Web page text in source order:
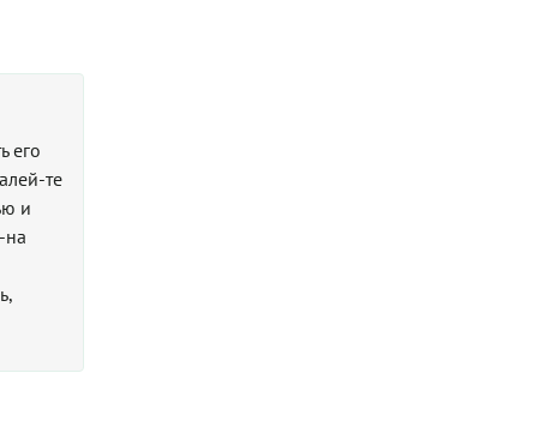
его
те
и
на